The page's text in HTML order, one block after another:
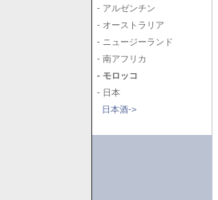
- アルゼンチン
- オーストラリア
- ニュージーランド
- 南アフリカ
- モロッコ
- 日本
日本酒->